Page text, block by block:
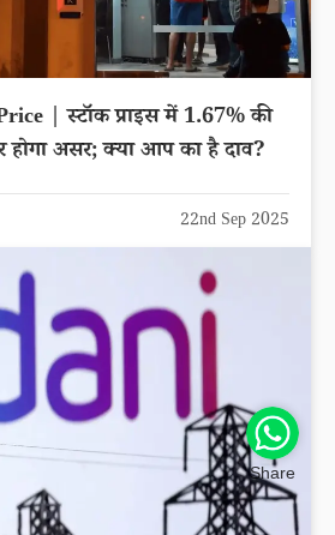
| स्टॉक प्राइस में 1.67% की
होगा असर; क्या आप का है दाव?
22nd Sep 2025
Share